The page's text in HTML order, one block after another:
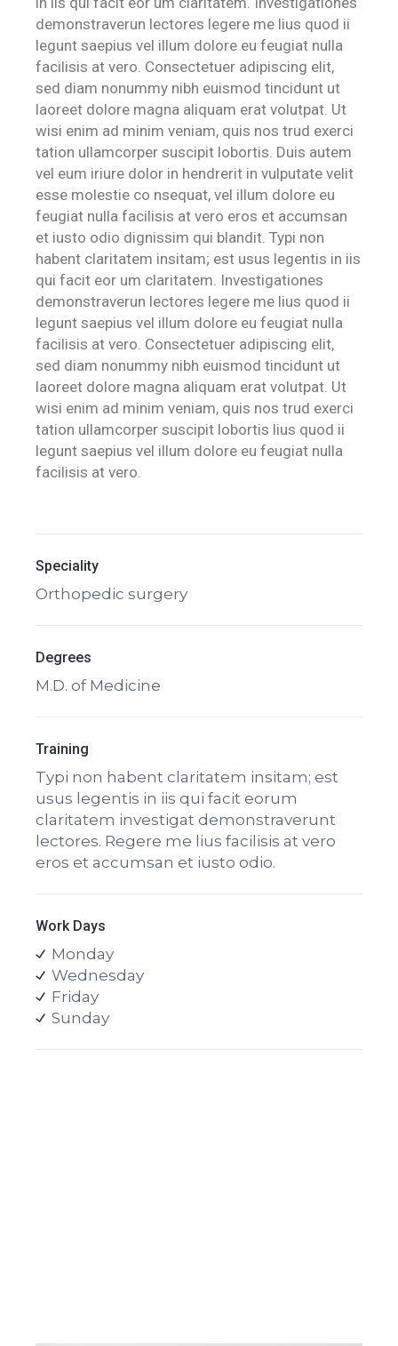
demonstraverun lectores legere me lius quod ii
legunt saepius vel illum dolore eu feugiat nulla
facilisis at vero. Consectetuer adipiscing elit,
sed diam nonummy nibh euismod tincidunt ut
laoreet dolore magna aliquam erat volutpat. Ut
wisi enim ad minim veniam, quis nos trud exerci
tation ullamcorper suscipit lobortis. Duis autem
vel eum iriure dolor in hendrerit in vulputate velit
esse molestie co nsequat, vel illum dolore eu
feugiat nulla facilisis at vero eros et accumsan
et iusto odio dignissim qui blandit. Typi non
habent claritatem insitam; est usus legentis in iis
qui facit eor um claritatem. Investigationes
demonstraverun lectores legere me lius quod ii
legunt saepius vel illum dolore eu feugiat nulla
facilisis at vero. Consectetuer adipiscing elit,
sed diam nonummy nibh euismod tincidunt ut
laoreet dolore magna aliquam erat volutpat. Ut
wisi enim ad minim veniam, quis nos trud exerci
tation ullamcorper suscipit lobortis lius quod ii
legunt saepius vel illum dolore eu feugiat nulla
facilisis at vero.
Speciality
Orthopedic surgery
Degrees
M.D. of Medicine
Training
Typi non habent claritatem insitam; est
usus legentis in iis qui facit eorum
claritatem investigat demonstraverunt
lectores. Regere me lius facilisis at vero
eros et accumsan et iusto odio.
Work Days
Monday
Wednesday
Friday
Sunday